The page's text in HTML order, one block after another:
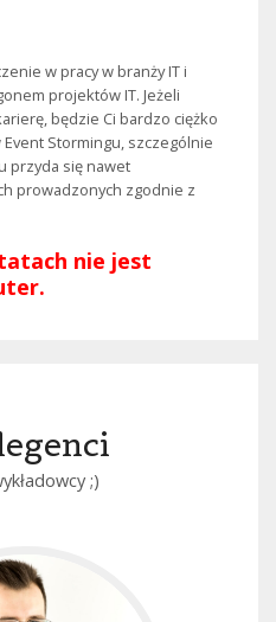
w pracy w branży IT i
projektów IT. Jeżeli
będzie Ci bardzo ciężko
Stormingu, szczególnie
przyda się nawet
prowadzonych zgodnie z
nie jest
;)